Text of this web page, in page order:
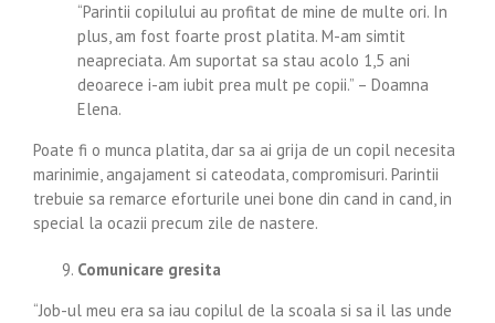
“Parintii copilului au profitat de mine de multe ori. In
plus, am fost foarte prost platita. M-am simtit
neapreciata. Am suportat sa stau acolo 1,5 ani
deoarece i-am iubit prea mult pe copii.” – Doamna
Elena.
Poate fi o munca platita, dar sa ai grija de un copil necesita
marinimie, angajament si cateodata, compromisuri. Parintii
trebuie sa remarce eforturile unei bone din cand in cand, in
special la ocazii precum zile de nastere.
Comunicare gresita
“Job-ul meu era sa iau copilul de la scoala si sa il las unde